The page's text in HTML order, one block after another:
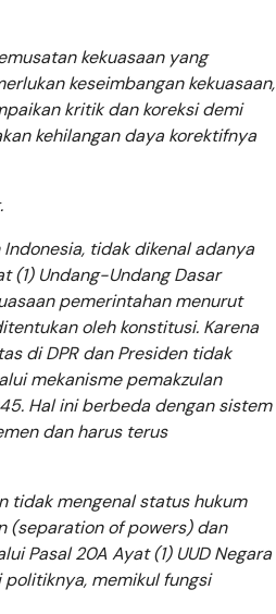
kekuasaan yang
keseimbangan kekuasaan,
kritik dan koreksi demi
kehilangan daya korektifnya
tidak dikenal adanya
(1) Undang-Undang Dasar
pemerintahan menurut
oleh konstitusi. Karena
di DPR dan Presiden tidak
mekanisme pemakzulan
Hal ini berbeda dengan sistem
dan harus terus
tidak mengenal status hukum
(separation of powers) dan
Pasal 20A Ayat (1) UUD Negara
politiknya, memikul fungsi